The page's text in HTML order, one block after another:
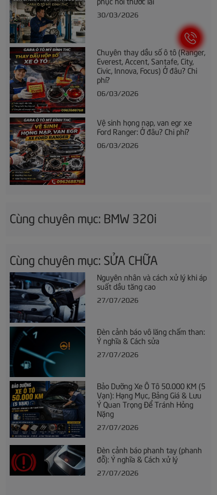
30/03/2026
Chuyên thay dầu số ô tô (Ranger,
Everest, Accent, Santafe, City,
Civic, Innova, Focus) Ở đâu? Chi
phí?
06/03/2026
Vệ sinh họng nạp, van egr xe
Ford Ranger: Ở đâu? Chi phí?
06/03/2026
Cùng chuyên mục: BMW 320i
Cùng chuyên mục: SỬA CHỮA
Nguyên nhân và cách xử lý khi áp
suất dầu tăng cao
27/07/2026
Đèn cảnh báo vô lăng chấm than:
Ý nghĩa & Cách sửa
27/07/2026
Bảo Dưỡng Xe Ô Tô 50.000 KM (5
Vạn): Hạng Mục, Bảng Giá & Lưu
Ý Quan Trọng Để Tránh Hỏng
Nặng
27/07/2026
Đèn cảnh báo phanh tay (phanh
đỗ): Ý nghĩa & Cách xử lý
27/07/2026